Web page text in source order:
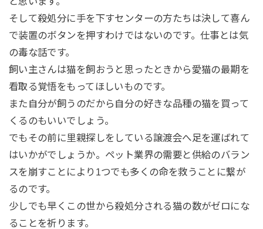
そして殺処分に手を下すセンターの方たちは決して喜ん
で装置のボタンを押すわけではないのです。仕事とは気
の毒な話です。
飼い主さんは猫を飼おうと思ったときから愛猫の最期を
看取る覚悟をもってほしいものです。
また自分が飼うのだから自分の好きな品種の猫を買って
くるのもいいでしょう。
でもその前に里親探しをしている譲渡会へ足を運ばれて
はいかがでしょうか。ペット業界の需要と供給のバラン
スを崩すことにより1つでも多くの命を救うことに繋が
るのです。
少しでも早くこの世から殺処分される猫の数がゼロにな
ることを祈ります。